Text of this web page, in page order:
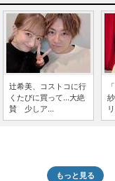
辻希美、コストコに行
くたびに買って...大絶
賛 少しア...
もっと見る